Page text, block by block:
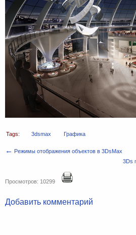
Tags: 3dsmax Графика
←
Режимы отображения объектов в 3DsMax
3Ds
Просмотров: 10299
Добавить комментарий